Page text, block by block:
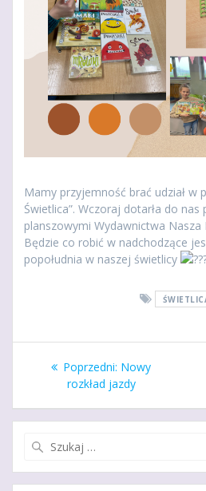
Mamy przyjemność brać udział w
Świetlica”. Wczoraj dotarła do nas
planszowymi Wydawnictwa Nasza
Będzie co robić w nadchodzące
popołudnia w naszej świetlicy
Nawigacja
wpisu
Poprzedni: Poprzedni
wpis:
Nowy
rozkład jazdy